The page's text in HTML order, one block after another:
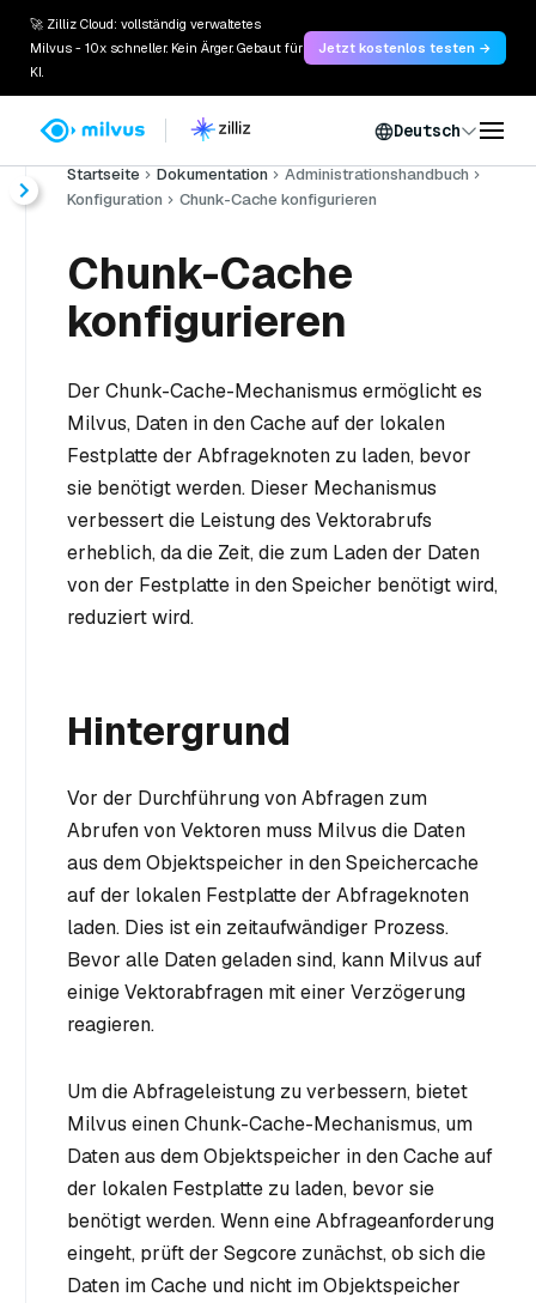
🚀 Zilliz Cloud: vollständig verwaltetes
Milvus - 10x schneller. Kein Ärger. Gebaut für
KI.
Jetzt kostenlos testen →
Deutsch
Startseite Dokumentation
Administrationshandbuch
Konfiguration
Chunk-Cache konfigurieren
Chunk-Cache
konfigurieren
Der Chunk-Cache-Mechanismus ermöglicht es
Milvus, Daten in den Cache auf der lokalen
Festplatte der Abfrageknoten zu laden, bevor
sie benötigt werden. Dieser Mechanismus
verbessert die Leistung des Vektorabrufs
erheblich, da die Zeit, die zum Laden der Daten
von der Festplatte in den Speicher benötigt wird,
reduziert wird.
Hintergrund
Vor der Durchführung von Abfragen zum
Abrufen von Vektoren muss Milvus die Daten
aus dem Objektspeicher in den Speichercache
auf der lokalen Festplatte der Abfrageknoten
laden. Dies ist ein zeitaufwändiger Prozess.
Bevor alle Daten geladen sind, kann Milvus auf
einige Vektorabfragen mit einer Verzögerung
reagieren.
Um die Abfrageleistung zu verbessern, bietet
Milvus einen Chunk-Cache-Mechanismus, um
Daten aus dem Objektspeicher in den Cache auf
der lokalen Festplatte zu laden, bevor sie
benötigt werden. Wenn eine Abfrageanforderung
eingeht, prüft der Segcore zunächst, ob sich die
Daten im Cache und nicht im Objektspeicher